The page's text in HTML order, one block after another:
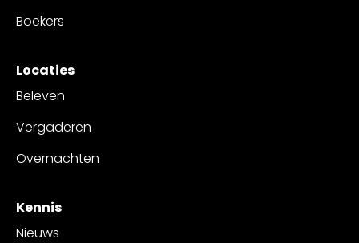
Boekers
Locaties
Beleven
Vergaderen
Overnachten
Kennis
Nieuws